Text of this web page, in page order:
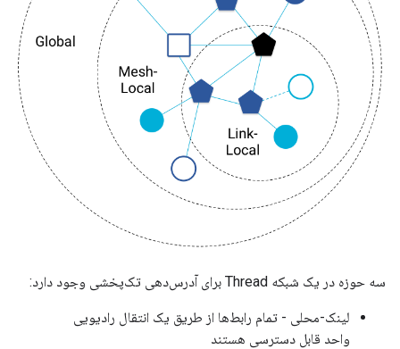
سه حوزه در یک شبکه Thread برای آدرس‌دهی تک‌پخشی وجود دارد:
لینک-محلی - تمام رابط‌ها از طریق یک انتقال رادیویی
واحد قابل دسترسی هستند